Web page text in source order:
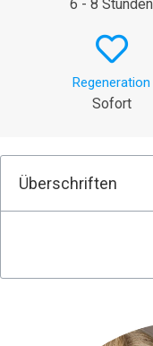
6 - 8 Stunden
Regeneration
Sofort
Überschriften